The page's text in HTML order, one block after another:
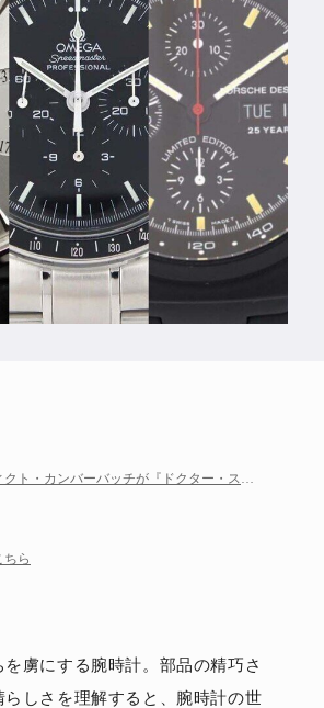
クト・カンバーバッチが『ドクター・スト
ちら
虜にする腕時計。部品の精巧さ
らしさを理解すると、腕時計の世